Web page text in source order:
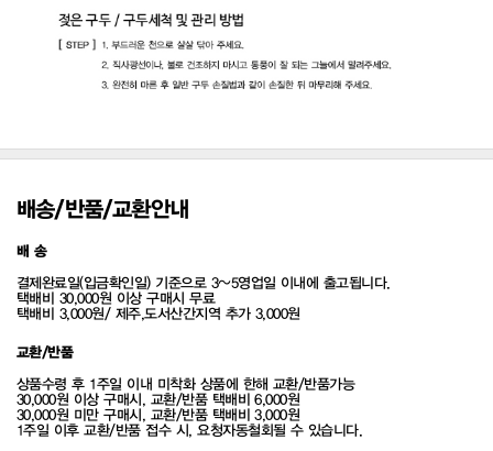
배송/반품/교환안내
배 송
결제완료일(입금확인일) 기준으로 3~5영업일 이내에 출고됩니다.
택배비 30,000원 이상 구매시 무료
택배비 3,000원/ 제주,도서산간지역 추가 3,000원
교환/반품
상품수령 후 1주일 이내 미착화 상품에 한해 교환/반품가능
30,000원 이상 구매시, 교환/반품 택배비 6,000원
30,000원 미만 구매시, 교환/반품 택배비 3,000원
1주일 이후 교환/반품 접수 시, 요청자동철회될 수 있습니다.